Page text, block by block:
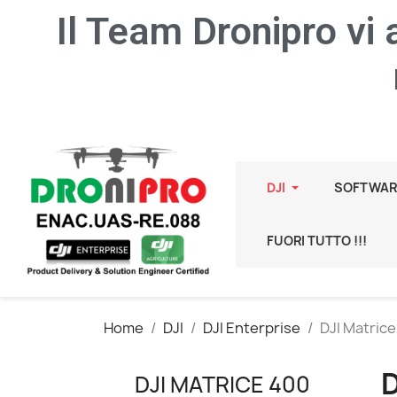
Il Team Dronipro vi
DJI
FUORI TUTTO !!!
Home DJI DJI Enterprise DJI
DJI MATRICE 400